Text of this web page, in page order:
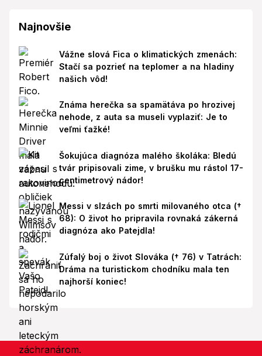
Najnovšie
Vážne slová Fica o klimatických zmenách:
Stačí sa pozrieť na teplomer a na hladiny
našich vôd!
Známa herečka sa spamätáva po hrozivej
nehode, z auta sa museli vyplaziť: Je to
veľmi ťažké!
Šokujúca diagnóza malého školáka: Bledú
tvár pripisovali zime, v brušku mu rástol 17-
centimetrový nádor!
Messi v slzách po smrti milovaného otca (†
68): O život ho pripravila rovnaká zákerná
diagnóza ako Patejdla!
Zúfalý boj o život Slováka († 76) v Tatrách:
Dráma na turistickom chodníku mala ten
najhorší koniec!